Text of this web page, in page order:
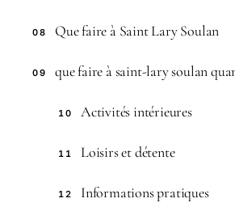
08 Que faire à Saint Lary Soulan
09 que faire à saint-lary soulan
10 Activités intérieures
11 Loisirs et détente
12 Informations pratiques